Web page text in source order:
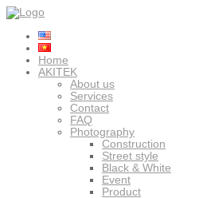
Home
AKITEK
About us
Services
Contact
FAQ
Photography
Construction
Street style
Black & White
Event
Product